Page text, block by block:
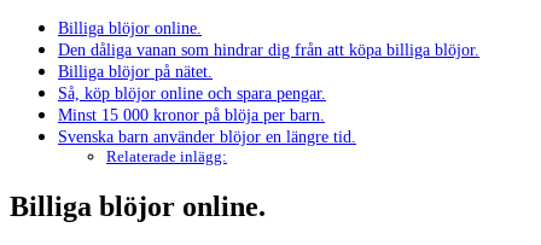
Billiga blöjor online.
Den dåliga vanan som hindrar dig från att köpa billiga blöjor.
Billiga blöjor på nätet.
Så, köp blöjor online och spara pengar.
Minst 15 000 kronor på blöja per barn.
Svenska barn använder blöjor en längre tid.
Relaterade inlägg:
Billiga blöjor online.